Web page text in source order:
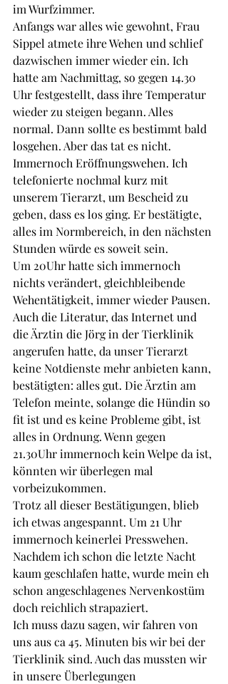
im Wurfzimmer.
Anfangs war alles wie gewohnt, Frau
Sippel atmete ihre Wehen und schlief
dazwischen immer wieder ein. Ich
hatte am Nachmittag, so gegen 14.30
Uhr festgestellt, dass ihre Temperatur
wieder zu steigen begann. Alles
normal. Dann sollte es bestimmt bald
losgehen. Aber das tat es nicht.
Immernoch Eröffnungswehen. Ich
telefonierte nochmal kurz mit
unserem Tierarzt, um Bescheid zu
geben, dass es los ging. Er bestätigte,
alles im Normbereich, in den nächsten
Stunden würde es soweit sein.
Um 20Uhr hatte sich immernoch
nichts verändert, gleichbleibende
Wehentätigkeit, immer wieder Pausen.
Auch die Literatur, das Internet und
die Ärztin die Jörg in der Tierklinik
angerufen hatte, da unser Tierarzt
keine Notdienste mehr anbieten kann,
bestätigten: alles gut. Die Ärztin am
Telefon meinte, solange die Hündin so
fit ist und es keine Probleme gibt, ist
alles in Ordnung. Wenn gegen
21.30Uhr immernoch kein Welpe da ist,
könnten wir überlegen mal
vorbeizukommen.
Trotz all dieser Bestätigungen, blieb
ich etwas angespannt. Um 21 Uhr
immernoch keinerlei Presswehen.
Nachdem ich schon die letzte Nacht
kaum geschlafen hatte, wurde mein eh
schon angeschlagenes Nervenkostüm
doch reichlich strapaziert.
Ich muss dazu sagen, wir fahren von
uns aus ca 45. Minuten bis wir bei der
Tierklinik sind. Auch das mussten wir
in unsere Überlegungen